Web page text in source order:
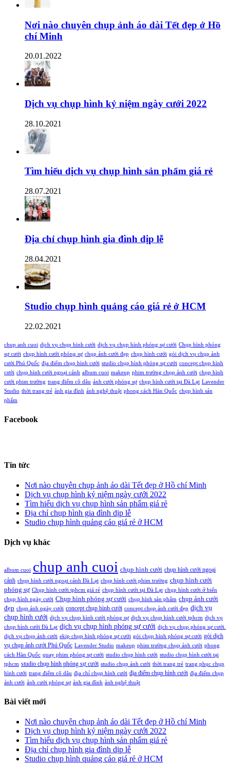
Nơi nào chuyên chụp ảnh áo dài Tết đẹp ở Hồ
chí Minh
20.01.2022
Dịch vụ chụp hình kỷ niệm ngày cưới 2022
28.10.2021
Tìm hiểu dịch vụ chụp hình sản phẩm giá rẻ
28.07.2021
Địa chỉ chụp hình gia đình dịp lễ
28.04.2021
Studio chụp hình quảng cáo giá rẻ ở HCM
22.02.2021
chup anh cuoi dịch vụ chụp hình cưới dịch vụ chụp hình phóng sự cưới Chụp hình phóng
sự cưới chụp hình cưới phóng sự chụp ảnh cưới đẹp chụp hình cưới gói dịch vụ chụp ảnh
cưới Phú Quốc địa điểm chụp hình cưới studio chụp hình phóng sự cưới concept chụp hình
cưới chụp hình cưới ngoại cảnh album cuoi makeup phim trường chụp ảnh cưới chụp hình
cưới phim trường trang điểm cô dâu ảnh cưới phóng sự chụp hình cưới tại Đà Lạt Lavender
Studio thời trang trẻ ảnh gia đình ảnh nghệ thuật phong cách Hàn Quốc chụp hình sản
phẩm
Facebook
Tin tức
Nơi nào chuyên chụp ảnh áo dài Tết đẹp ở Hồ chí Minh
Dịch vụ chụp hình kỷ niệm ngày cưới 2022
Tìm hiểu dịch vụ chụp hình sản phẩm giá rẻ
Địa chỉ chụp hình gia đình dịp lễ
Studio chụp hình quảng cáo giá rẻ ở HCM
Dịch vụ khác
album cuoi chup anh cuoi chụp hình cưới chụp hình cưới ngoại
cảnh chụp hình cưới ngoại cảnh Đà Lạt chụp hình cưới phim trường chụp hình cưới
phóng sự Chụp hình cưới tphcm giá rẻ chụp hình cưới tại Đà Lạt chụp hình cưới ở biển
chụp hình ngày cưới Chụp hình phóng sự cưới chụp hình sản phẩm chụp ảnh cưới
đẹp chụp ảnh ngày cưới concept chụp hình cưới concept chụp ảnh cưới đẹp dịch vụ
chụp hình cưới dịch vụ chụp hình cưới phóng sự dịch vụ chụp hình cưới tphcm dịch vụ
chụp hình cưới Đà Lạt dịch vụ chụp hình phóng sự cưới dịch vụ chụp phóng sự cưới.
dịch vụ chụp ảnh cưới ekip chụp hình phóng sự cưới gói chụp hình phóng sự cưới gói dịch
vụ chụp ảnh cưới Phú Quốc Lavender Studio makeup phim trường chụp ảnh cưới phong
cách Hàn Quốc quay phim phóng sự cưới studio chụp hình cưới studio chụp hình cưới tại
tphcm studio chụp hình phóng sự cưới studio chụp ảnh cưới thời trang trẻ trang phục chụp
hình cưới trang điểm cô dâu địa chỉ chụp hình cưới địa điểm chụp hình cưới địa điểm chụp
ảnh cưới ảnh cưới phóng sự ảnh gia đình ảnh nghệ thuật
Bài viết mới
Nơi nào chuyên chụp ảnh áo dài Tết đẹp ở Hồ chí Minh
Dịch vụ chụp hình kỷ niệm ngày cưới 2022
Tìm hiểu dịch vụ chụp hình sản phẩm giá rẻ
Địa chỉ chụp hình gia đình dịp lễ
Studio chụp hình quảng cáo giá rẻ ở HCM